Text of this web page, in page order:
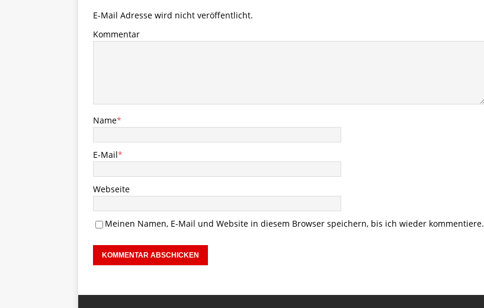
E-Mail Adresse wird nicht veröffentlicht.
Kommentar
Name*
E-Mail*
Webseite
Meinen Namen, E-Mail und Website in diesem Browser speichern, bis ich wieder kommentiere.